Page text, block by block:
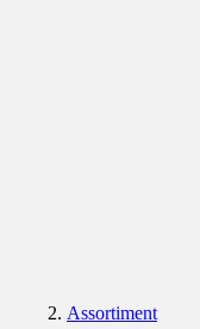
Assortiment